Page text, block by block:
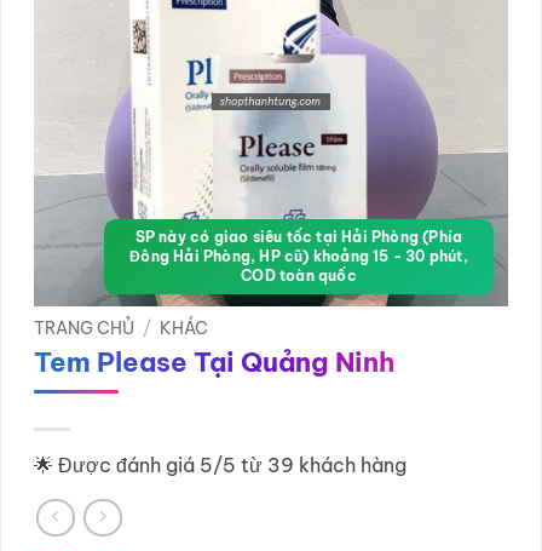
SP này có giao siêu tốc tại Hải Phòng (Phía
Đông Hải Phòng, HP cũ) khoảng 15 - 30 phút,
COD toàn quốc
TRANG CHỦ / KHÁC
Tem Please Tại Quảng Ninh
🌟 Được đánh giá 5/5 từ 39 khách hàng